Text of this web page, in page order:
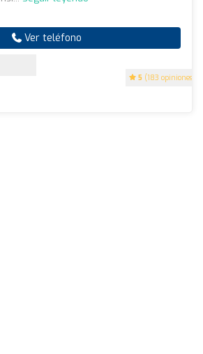
5 (183 opiniones)
Ver teléfono